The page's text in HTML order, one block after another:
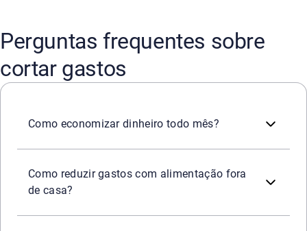
Perguntas frequentes sobre
cortar gastos
Como economizar dinheiro todo mês?
Como reduzir gastos com alimentação fora
de casa?